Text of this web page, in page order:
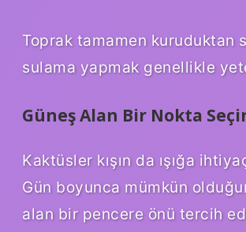
Toprak tamamen kuruduktan
sulama yapmak genellikle
Güneş Alan Bir Nokta
Kaktüsler kışın da ışığa
Gün boyunca mümkün
alan bir pencere önü tercih